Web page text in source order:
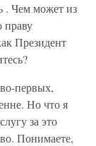
. Чем может из
праву
Президент
первых,
Но что я
за это
Понимаете,